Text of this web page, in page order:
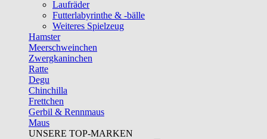
Laufräder
Futterlabyrinthe & -bälle
Weiteres Spielzeug
Hamster
Meerschweinchen
Zwergkaninchen
Ratte
Degu
Chinchilla
Frettchen
Gerbil & Rennmaus
Maus
UNSERE TOP-MARKEN